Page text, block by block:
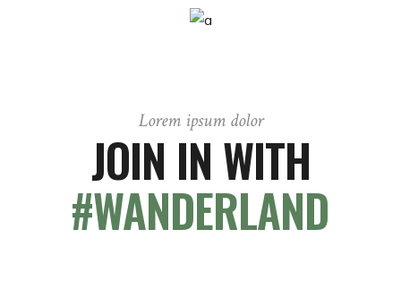
Lorem ipsum dolor
JOIN IN WITH
#WANDERLAND